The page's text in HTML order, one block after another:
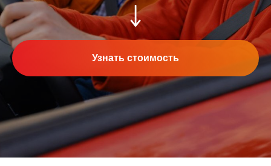
Узнать стоимость